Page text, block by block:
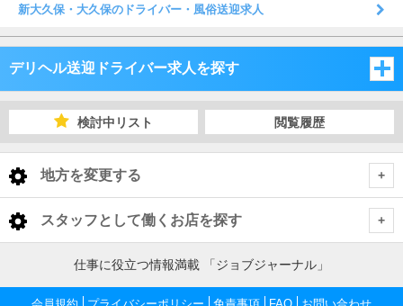
新大久保・大久保のドライバー・風俗送迎求人
デリヘル送迎ドライバー求人を探す
東京都
池袋・巣鴨・大塚 デリヘル送迎ドライバー
新宿・歌舞伎町・大久保・高田馬場
検討中リスト 閲覧履歴
地方を変更する
< 全国トップ
北海道 男性高収入
東北 男性高収入
スタッフとして働くお店を探す
東京都仕事に役立つ情報満載 「ジョブジャーナル」